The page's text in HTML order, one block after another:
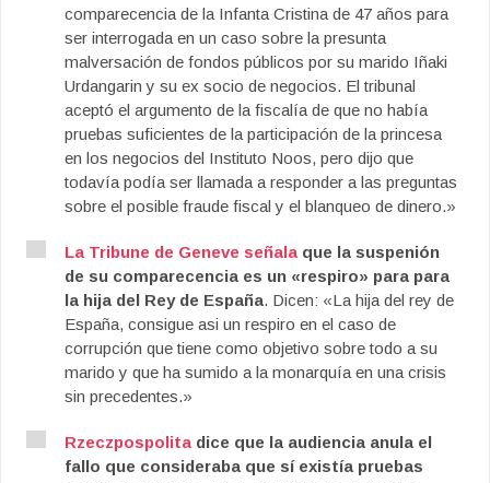
comparecencia de la Infanta Cristina de 47 años para
ser interrogada en un caso sobre la presunta
malversación de fondos públicos por su marido Iñaki
Urdangarin y su ex socio de negocios. El tribunal
aceptó el argumento de la fiscalía de que no había
pruebas suficientes de la participación de la princesa
en los negocios del Instituto Noos, pero dijo que
todavía podía ser llamada a responder a las preguntas
sobre el posible fraude fiscal y el blanqueo de dinero.»
La Tribune de Geneve señala que la suspenión
de su comparecencia es un «respiro» para para
la hija del Rey de España. Dicen: «La hija del rey de
España, consigue asi un respiro en el caso de
corrupción que tiene como objetivo sobre todo a su
marido y que ha sumido a la monarquía en una crisis
sin precedentes.»
Rzeczpospolita dice que la audiencia anula el
fallo que consideraba que sí existía pruebas